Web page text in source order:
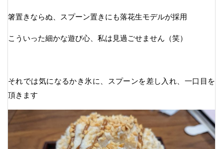
箸置きならぬ、スプーン置きにも落花生モデルが採用
こういった細かな遊び心、私は見過ごせません（笑）
それでは気になるかき氷に、スプーンを差し入れ、一口目を
頂きます